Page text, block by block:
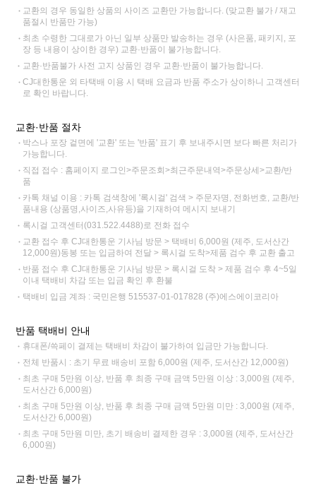
교환의 경우 동일한 상품의 사이즈 교환만 가능합니다. (맞교환 불가 / 재고
품절시 반품만 가능)
최초 수령한 그대로가 아닌 일부 상품만 발송하는 경우 (사은품, 패키지, 포
장 등 내용이 상이한 경우) 교환·반품이 불가능합니다.
교환·반품불가 사전 고지 상품인 경우 교환·반품이 불가능합니다.
CJ대한통운 외 타택배 이용 시 택배 요금과 반품 주소가 상이하니 고객센터
로 확인 바랍니다.
교환·반품 절차
박스나 포장 겉면에 '교환' 또는 '반품' 표기 후 보내주시면 보다 빠른 처리가
가능합니다.
직접 접수 : 홈페이지 로그인>주문조회>최근주문내역>주문상세>교환/반
품
카톡 채널 이용 : 카톡 검색창에 '록시걸' 검색 > 주문자명, 전화번호, 교환/반
품내용 (상품명,사이즈,사유등)을 기재하여 메시지 보내기
록시걸 고객센터(031.522.4488)로 전화 접수
교환 접수 후 CJ대한통운 기사님 방문 > 택배비 6,000원 (제주, 도서산간
12,000원)동봉 또는 입금하여 전달 > 록시걸 도착>제품 검수 후 교환 출고
반품 접수 후 CJ대한통운 기사님 방문 > 록시걸 도착 > 제품 검수 후 4~5일
이내 택배비 차감 또는 입금 확인 후 환불
택배비 입금 계좌 : 국민은행 515537-01-017828 (주)에스에이코리아
반품 택배비 안내
휴대폰/쓱페이 결제는 택배비 차감이 불가하여 입금만 가능합니다.
전체 반품시 : 초기 무료 배송비 포함 6,000원 (제주, 도서산간 12,000원)
최초 구매 5만원 이상, 반품 후 최종 구매 금액 5만원 이상 : 3,000원 (제주,
도서산간 6,000원)
최초 구매 5만원 이상, 반품 후 최종 구매 금액 5만원 미만 : 3,000원 (제주,
도서산간 6,000원)
최초 구매 5만원 미만, 초기 배송비 결제한 경우 : 3,000원 (제주, 도서산간
6,000원)
교환·반품 불가